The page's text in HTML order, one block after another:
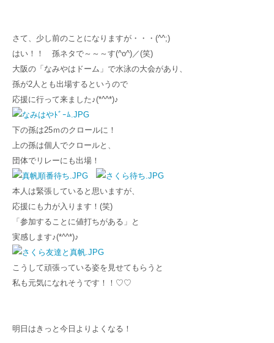
さて、少し前のことになりますが・・・(^^;)
はい！！ 孫ネタで～～～す(^o^)／(笑)
大阪の「なみやはドーム」で水泳の大会があり、
孫が2人とも出場するというので
応援に行って来ました♪(*^^*)♪
下の孫は25ｍのクロールに！
上の孫は個人でクロールと、
団体でリレーにも出場！
本人は緊張していると思いますが、
応援にも力が入ります！(笑)
「参加することに値打ちがある」と
実感します♪(*^^*)♪
こうして頑張っている姿を見せてもらうと
私も元気になれそうです！！♡♡
明日はきっと今日よりよくなる！